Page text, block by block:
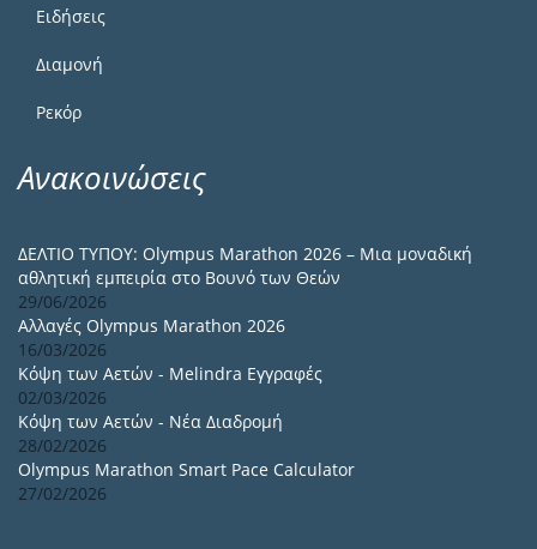
Ειδήσεις
Διαμονή
Ρεκόρ
Ανακοινώσεις
ΔΕΛΤΙΟ ΤΥΠΟΥ: Olympus Marathon 2026 – Μια μοναδική
αθλητική εμπειρία στο Βουνό των Θεών
29/06/2026
Αλλαγές Olympus Marathon 2026
16/03/2026
Κόψη των Αετών - Melindra Εγγραφές
02/03/2026
Κόψη των Αετών - Νέα Διαδρομή
28/02/2026
Olympus Marathon Smart Pace Calculator
27/02/2026